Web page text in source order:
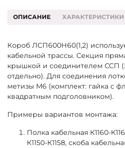
ОПИСАНИЕ ХАРАКТЕРИСТИКИ
Короб ЛСП600Н60(1,2)
кабельной трассы. Секция
крышкой и соединителем ССП
отдельно). Для соединения
метизы М6 (комплект: гайка с
квадратным подголовником).
Примеры вариантов монтажа:
Полка кабельная К1160-
К1150-К1158, скоба